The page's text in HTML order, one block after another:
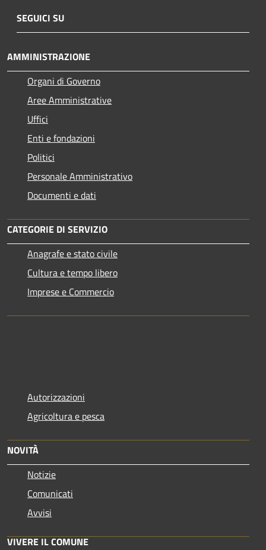
SEGUICI SU
AMMINISTRAZIONE
Organi di Governo
Aree Amministrative
Uffici
Enti e fondazioni
Politici
Personale Amministrativo
Documenti e dati
CATEGORIE DI SERVIZIO
Anagrafe e stato civile
Cultura e tempo libero
Imprese e Commercio
Autorizzazioni
Agricoltura e pesca
NOVITÀ
Notizie
Comunicati
Avvisi
VIVERE IL COMUNE